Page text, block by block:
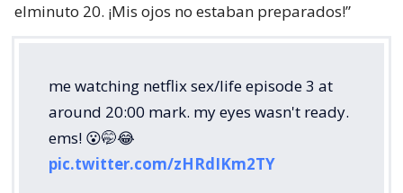
elminuto 20. ¡Mis ojos no estaban preparados!”
me watching netflix sex/life episode 3 at
around 20:00 mark. my eyes wasn't ready.
ems! 😮🤭😂
pic.twitter.com/zHRdIKm2TY